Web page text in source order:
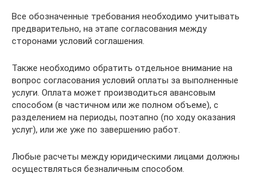
Все обозначенные требования необходимо учитывать
предварительно, на этапе согласования между
сторонами условий соглашения.
Также необходимо обратить отдельное внимание на
вопрос согласования условий оплаты за выполненные
услуги. Оплата может производиться авансовым
способом (в частичном или же полном объеме), с
разделением на периоды, поэтапно (по ходу оказания
услуг), или же уже по завершению работ.
Любые расчеты между юридическими лицами должны
осуществляться безналичным способом.